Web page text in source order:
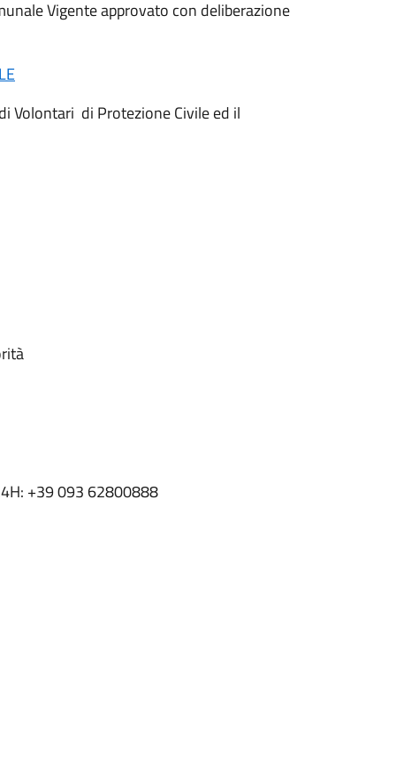
Vigente approvato con deliberazione
Volontari di Protezione Civile ed il
+39 093 62800888